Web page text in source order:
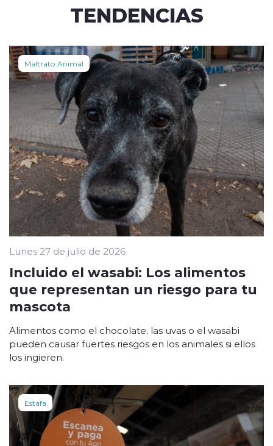
TENDENCIAS
Maltrato Animal
Lunes 27 de julio de 2026
Incluido el wasabi: Los alimentos
que representan un riesgo para tu
mascota
Alimentos como el chocolate, las uvas o el wasabi
pueden causar fuertes riesgos en los animales si ellos
los ingieren.
Estafa